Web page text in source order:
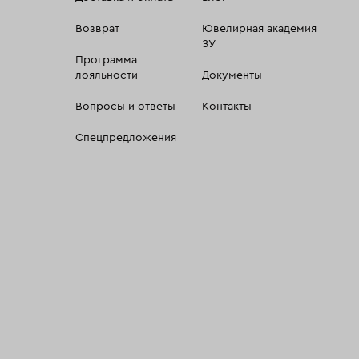
Возврат
Программа
лояльности
Вопросы и ответы
Спецпредложения
Ювелирная академия
ЗУ
Документы
Контакты